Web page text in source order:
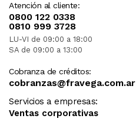
Atención al cliente:
0800 122 0338
0810 999 3728
LU-VI de 09:00 a 18:00
SA de 09:00 a 13:00
Cobranza de créditos:
cobranzas@fravega.com.ar
Servicios a empresas:
Ventas corporativas